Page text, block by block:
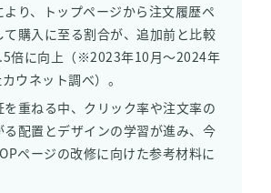
り、トップページから注文履歴ペ
て購入に至る割合が、追加前と比較
倍に向上（※2023年10月〜2024年
ウネット調べ）。
重ねる中、クリック率や注文率の
る配置とデザインの学習が進み、今
ページの改修に向けた参考材料に